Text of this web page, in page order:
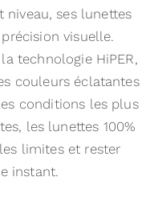
niveau, ses lunettes
visuelle.
technologie HiPER,
couleurs éclatantes
conditions les plus
les lunettes 100%
limites et rester
instant.